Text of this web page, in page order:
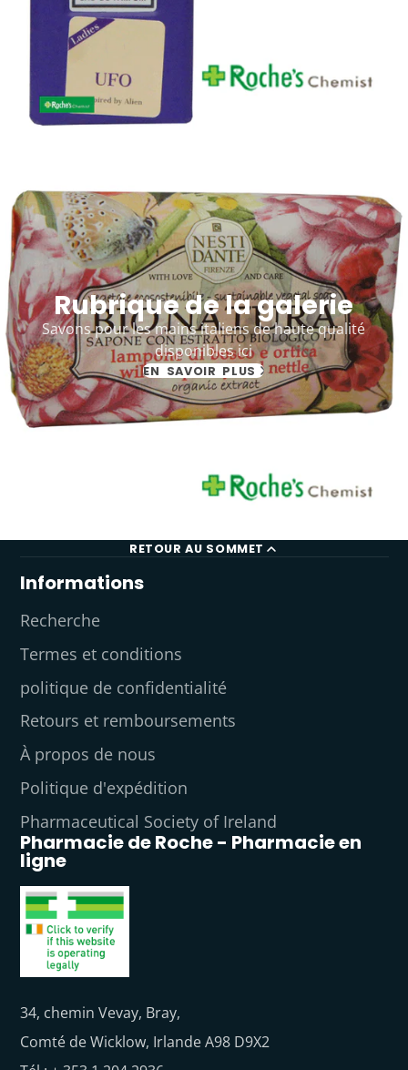
Rubrique de la galerie
Savons pour les mains italiens de haute qualité
disponibles ici
EN SAVOIR PLUS
RETOUR AU SOMMET
Informations
Recherche
Termes et conditions
politique de confidentialité
Retours et remboursements
À propos de nous
Politique d'expédition
Pharmaceutical Society of Ireland
Pharmacie de Roche - Pharmacie en
ligne
34, chemin Vevay, Bray,
Comté de Wicklow, Irlande A98 D9X2